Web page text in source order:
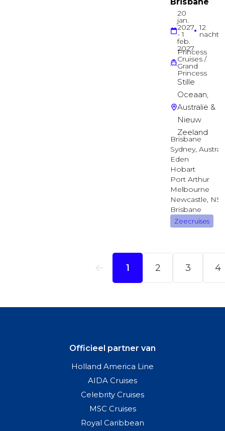
Officieel partner van
Holland America Line
AIDA Cruises
Celebrity Cruises
MSC Cruises
Royal Caribbean